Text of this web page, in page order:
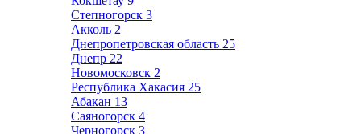
Степногорск 3
Акколь 2
Днепропетровская область 25
Днепр 22
Новомосковск 2
Республика Хакасия 25
Абакан 13
Саяногорск 4
Черногорск 3